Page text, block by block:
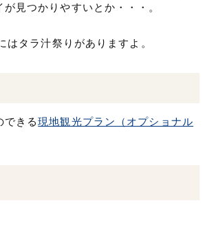
見つかりやすいとか・・・。
タラ汁祭りがありますよ。
できる現地観光プラン（オプショナル